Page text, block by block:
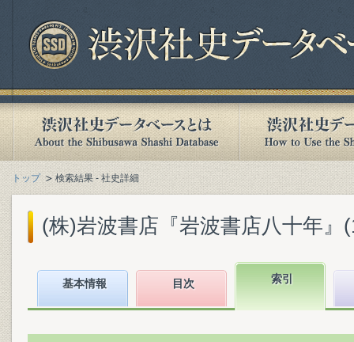
トップ 検索結果 - 社史詳細
(株)岩波書店『岩波書店八十年』
基本情報 目次 索引